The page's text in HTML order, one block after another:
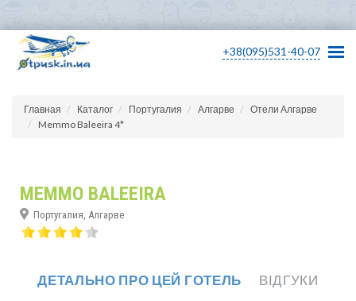
+38(095)531-40-07
Главная Каталог Португалия Алгарве
Отели Алгарве
Memmo Baleeira 4*
MEMMO BALEEIRA
Португалия, Алгарве
ДЕТАЛЬНО ПРО ЦЕЙ ГОТЕЛЬ
ВІДГУКИ